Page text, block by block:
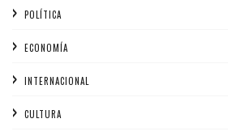
POLÍTICA
ECONOMÍA
INTERNACIONAL
CULTURA